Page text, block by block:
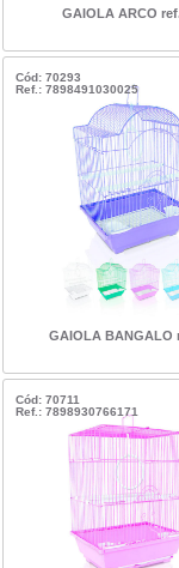
GAIOLA ARCO
Cód: 70293
Ref.: 7898491030025
GAIOLA BANGALO
Cód: 70711
Ref.: 7898930766171